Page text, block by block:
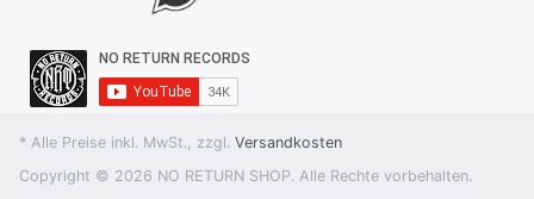
* Alle Preise inkl. MwSt., zzgl. Versandkosten
Copyright © 2026 NO RETURN SHOP. Alle Rechte vorbehalten.